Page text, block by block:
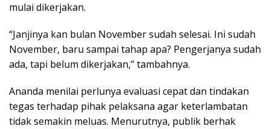
mulai dikerjakan.
“Janjinya kan bulan November sudah selesai. Ini sudah
November, baru sampai tahap apa? Pengerjanya sudah
ada, tapi belum dikerjakan,” tambahnya.
Ananda menilai perlunya evaluasi cepat dan tindakan
tegas terhadap pihak pelaksana agar keterlambatan
tidak semakin meluas. Menurutnya, publik berhak